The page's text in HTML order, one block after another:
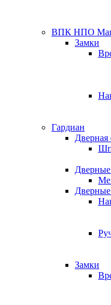
ВПК НПО
Замки
Гардиан
Дверная
Замки